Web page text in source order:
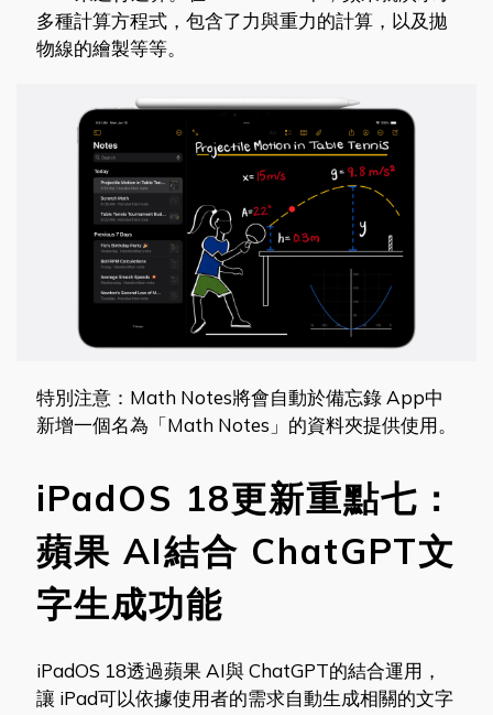
多種計算方程式，包含了力與重力的計算，以及拋
物線的繪製等等。
特別注意：Math Notes將會自動於備忘錄 App中
新增一個名為「Math Notes」的資料夾提供使用。
iPadOS 18更新重點七：
蘋果 AI結合 ChatGPT文
字生成功能
iPadOS 18透過蘋果 AI與 ChatGPT的結合運用，
讓 iPad可以依據使用者的需求自動生成相關的文字